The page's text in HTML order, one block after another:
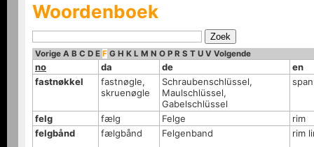
Woordenboek
Vorige A B C D E F G H K L M N O P R S T U V Volgende
no da de
en
fastnøkkel
fastnøgle,
skruenøgle
Schraubenschlüssel,
Maulschlüssel,
Gabelschlüssel
felg fælg Felge
rim
felgbånd
fælgbånd Felgenband rim